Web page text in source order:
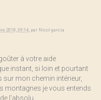
2018, 09:14 par Nicol garcia
à votre aide
instant, si loin et pourtant
sur mon chemin intérieur,
montagnes je vous entends
l’absolu.